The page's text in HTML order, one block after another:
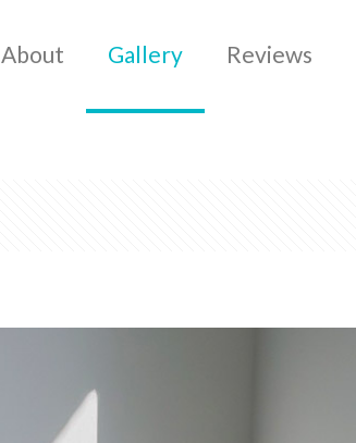
About Gallery Reviews